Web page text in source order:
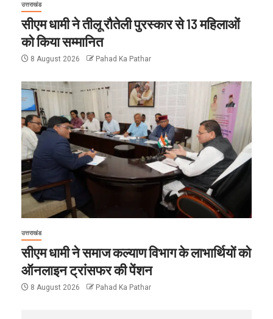
उत्तराखंड
सीएम धामी ने तीलू रौतेली पुरस्कार से 13 महिलाओं
को किया सम्मानित
8 August 2026 Pahad Ka Pathar
उत्तराखंड
सीएम धामी ने समाज कल्याण विभाग के लाभार्थियों को
ऑनलाइन ट्रांसफर की पेंशन
8 August 2026 Pahad Ka Pathar